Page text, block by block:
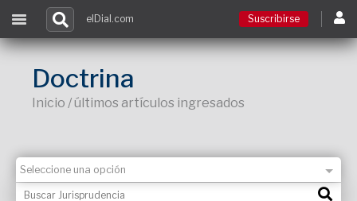
elDial.com Suscribirse
Doctrina
Inicio / últimos artículos ingresados